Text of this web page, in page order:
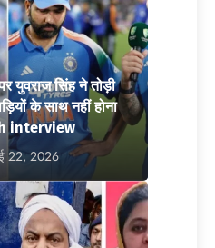
युवराज सिंह ने तोड़ी
के साथ नहीं होना
interview
22, 2026